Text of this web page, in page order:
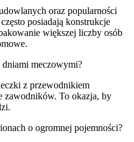
oraz popularności
posiadają konstrukcje
większej liczby osób
meczowymi?
z przewodnikiem
zawodników. To okazja, by
o ogromnej pojemności?